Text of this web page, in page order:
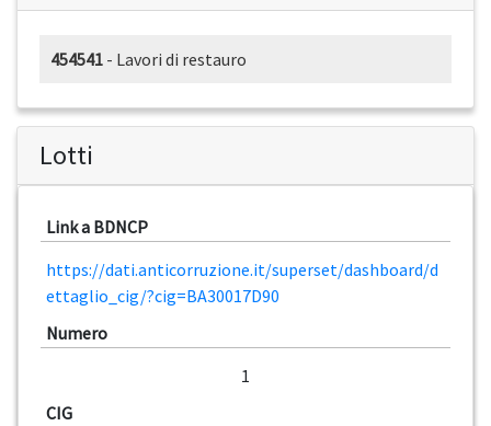
454541 - Lavori di restauro
Lotti
Link a BDNCP
https://dati.anticorruzione.it/superset/dashboard/d
ettaglio_cig/?cig=BA30017D90
Numero
1
CIG